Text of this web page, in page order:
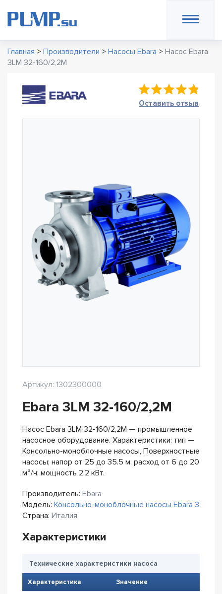
Главная > Производители > Насосы Ebara > Насос Ebara
3LM 32-160/2,2M
Оставить отзыв
Артикул: 1302300000
Ebara 3LM 32-160/2,2M
Насос Ebara 3LM 32-160/2,2M — промышленное
насосное оборудование. Характеристики: тип —
Консольно-моноблочные насосы, Поверхностные
насосы; напор от 25 до 35.5 м; расход от 6 до 20
м³/ч; мощность 2.2 кВт.
Производитель: Ebara
Модель: Консольно-моноблочные насосы Ebara 3
Страна: Италия
Характеристики
Технические характеристики насоса
Характеристика Значение